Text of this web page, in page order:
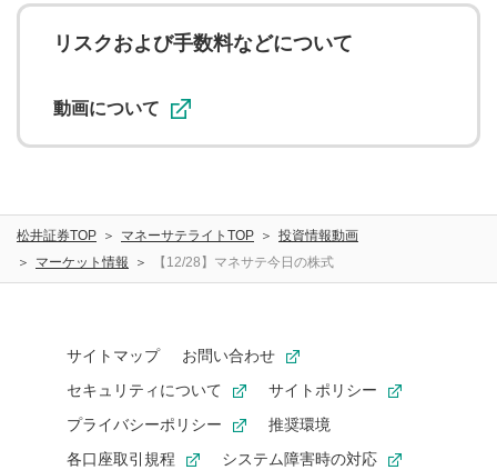
ことを承諾したものとします。また、利用者は、コメント
に関する著作者人格権を行使しないことに同意します。利
用者が投稿したコメントは、当社サービスの広告・宣伝、
ることがあります。
リスクおよび手数料などについて
動画について
松井証券TOP マネーサテライトTOP
投資情報動画
マーケット情報
【12/28】マネサテ今日の株式
サイトマップ
お問い合わせ
セキュリティについて
サイトポリシー
プライバシーポリシー
推奨環境
各口座取引規程
システム障害時の対応